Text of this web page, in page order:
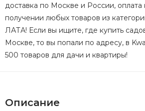
доставка по Москве и России, оплата
получении любых товаров из
ЛАТА! Если вы ищите, где купить
Москве, то вы попали по адресу, в
500 товаров для дачи и квартиры!
Описание